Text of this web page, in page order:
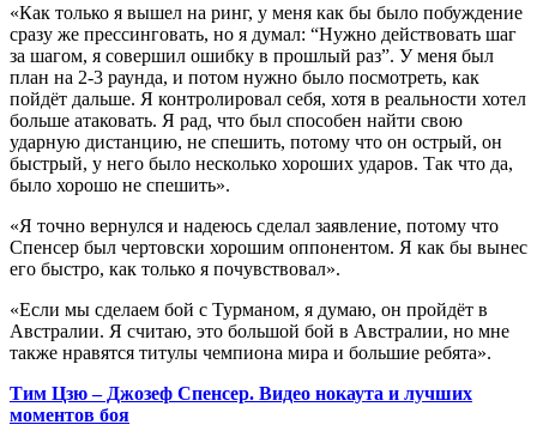
«Как только я вышел на ринг, у меня как бы было побуждение
сразу же прессинговать, но я думал: “Нужно действовать шаг
за шагом, я совершил ошибку в прошлый раз”. У меня был
план на 2-3 раунда, и потом нужно было посмотреть, как
пойдёт дальше. Я контролировал себя, хотя в реальности хотел
больше атаковать. Я рад, что был способен найти свою
ударную дистанцию, не спешить, потому что он острый, он
быстрый, у него было несколько хороших ударов. Так что да,
было хорошо не спешить».
«Я точно вернулся и надеюсь сделал заявление, потому что
Спенсер был чертовски хорошим оппонентом. Я как бы вынес
его быстро, как только я почувствовал».
«Если мы сделаем бой с Турманом, я думаю, он пройдёт в
Австралии. Я считаю, это большой бой в Австралии, но мне
также нравятся титулы чемпиона мира и большие ребята».
Тим Цзю – Джозеф Спенсер. Видео нокаута и лучших
моментов боя